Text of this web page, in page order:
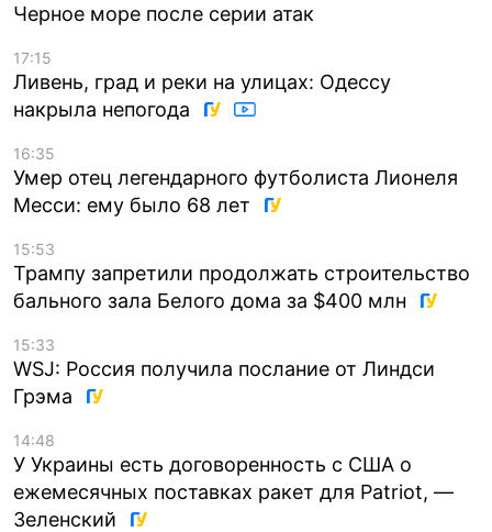
Черное море после серии атак
17:15
Ливень, град и реки на улицах: Одессу
накрыла непогода
16:35
Умер отец легендарного футболиста Лионеля
Месси: ему было 68 лет
15:53
Трампу запретили продолжать строительство
бального зала Белого дома за $400 млн
15:33
WSJ: Россия получила послание от Линдси
Грэма
14:48
У Украины есть договоренность с США о
ежемесячных поставках ракет для Patriot, —
Зеленский